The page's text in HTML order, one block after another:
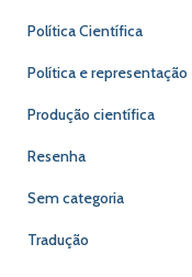
Política Científica
Política e representação
Produção científica
Resenha
Sem categoria
Tradução